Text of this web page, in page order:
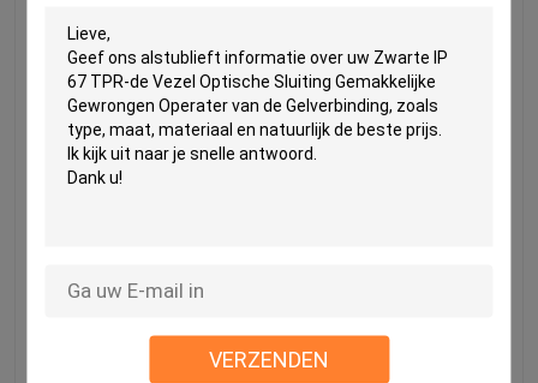
VERZENDEN
Optische de Lassluiting
Beste prijs
Contacteer ons
max288core, GJS20-
DM0 (van l)